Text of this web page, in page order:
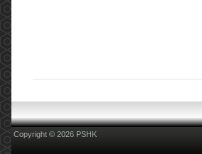
Copyright © 2026 PSHK